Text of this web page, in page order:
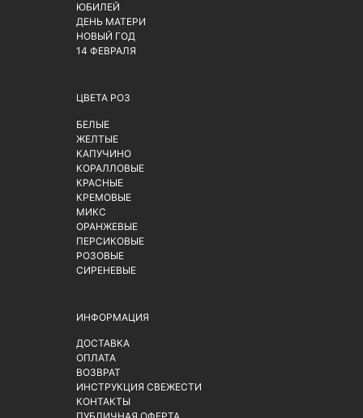
ЮБИЛЕЙ
ДЕНЬ МАТЕРИ
НОВЫЙ ГОД
14 ФЕВРАЛЯ
ЦВЕТА РОЗ
БЕЛЫЕ
ЖЕЛТЫЕ
КАПУЧИНО
КОРАЛЛОВЫЕ
КРАСНЫЕ
КРЕМОВЫЕ
МИКС
ОРАНЖЕВЫЕ
ПЕРСИКОВЫЕ
РОЗОВЫЕ
СИРЕНЕВЫЕ
ИНФОРМАЦИЯ
ДОСТАВКА
ОПЛАТА
ВОЗВРАТ
ИНСТРУКЦИЯ СВЕЖЕСТИ
КОНТАКТЫ